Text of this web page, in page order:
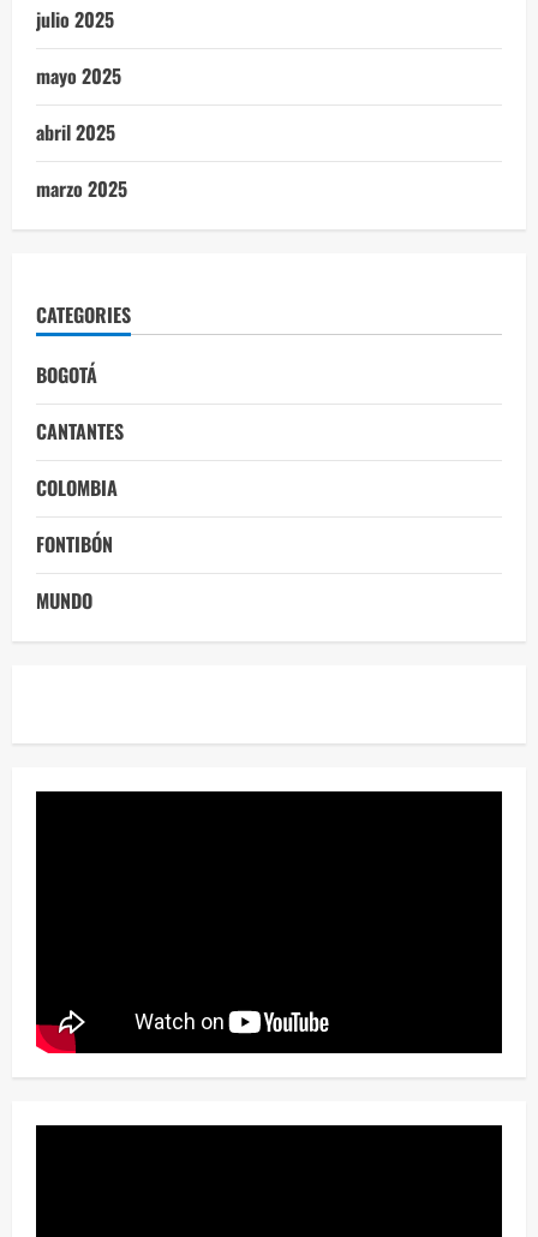
julio 2025
mayo 2025
abril 2025
marzo 2025
CATEGORIES
BOGOTÁ
CANTANTES
COLOMBIA
FONTIBÓN
MUNDO